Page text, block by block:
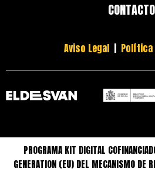
CONTACTO
Aviso Legal Política
PROGRAMA KIT DIGITAL
GENERATION (EU) DEL MECANISMO DE